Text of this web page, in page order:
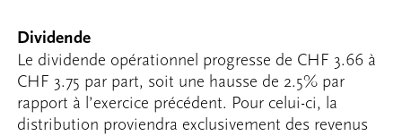
Dividende
Le dividende opérationnel progresse de CHF 3.66 à
CHF 3.75 par part, soit une hausse de 2.5% par
rapport à l’exercice précédent. Pour celui-ci, la
distribution proviendra exclusivement des revenus